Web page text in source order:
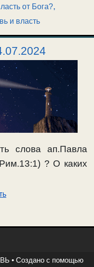
от Бога?,
и власть
слова ап.Павла
? О каких
• Создано с помощью